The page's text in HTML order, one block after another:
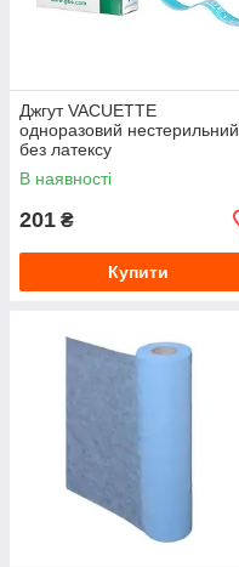
Джгут VACUETTE
одноразовий нестерильний
без латексу
В наявності
201 ₴
Купити